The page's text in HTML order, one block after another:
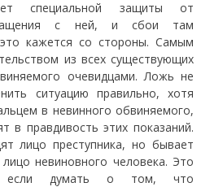
специальной защиты от
с ней, и сбои там
кажется со стороны. Самым
из всех существующих
очевидцами. Ложь не
ситуацию правильно, хотя
в невинного обвиняемого,
в правдивость этих показаний.
лицо преступника, но бывает
невиновного человека. Это
если думать о том, что